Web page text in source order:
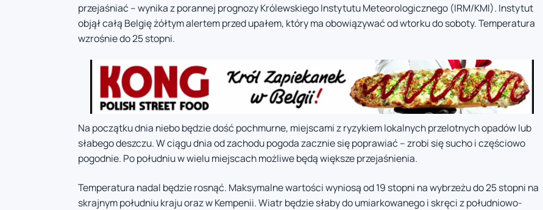
przejaśniać – wynika z porannej prognozy Królewskiego Instytutu Meteorologicznego (IRM/KMI). Instytut
objął całą Belgię żółtym alertem przed upałem, który ma obowiązywać od wtorku do soboty. Temperatura
wzrośnie do 25 stopni.
Na początku dnia niebo będzie dość pochmurne, miejscami z ryzykiem lokalnych przelotnych opadów lub
słabego deszczu. W ciągu dnia od zachodu pogoda zacznie się poprawiać – zrobi się sucho i częściowo
pogodnie. Po południu w wielu miejscach możliwe będą większe przejaśnienia.
Temperatura nadal będzie rosnąć. Maksymalne wartości wyniosą od 19 stopni na wybrzeżu do 25 stopni na
skrajnym południu kraju oraz w Kempenii. Wiatr będzie słaby do umiarkowanego i skręci z południowo-